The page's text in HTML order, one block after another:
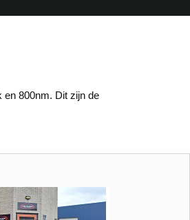
en 800nm. Dit zijn de